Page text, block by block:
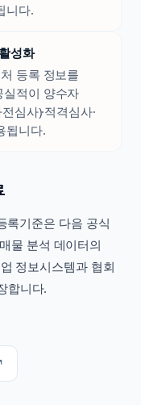
니다.
성화
등록 정보를
적이 양수자
심사)·적격심사·
됩니다.
록기준은 다음 공식
물 분석 데이터의
정보시스템과 협회
합니다.